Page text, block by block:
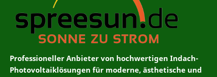
Professioneller Anbieter von hochwertigen Indach-
Photovoltaiklösungen für moderne, ästhetische und